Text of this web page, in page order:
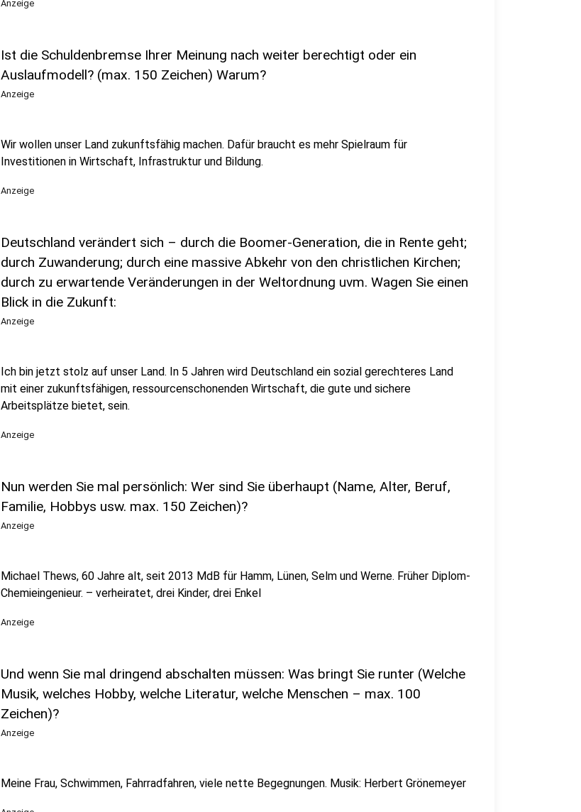
Anzeige
Ist die Schuldenbremse Ihrer Meinung nach weiter berechtigt oder ein
Auslaufmodell? (max. 150 Zeichen) Warum?
Anzeige
Wir wollen unser Land zukunftsfähig machen. Dafür braucht es mehr Spielraum für
Investitionen in Wirtschaft, Infrastruktur und Bildung.
Anzeige
Deutschland verändert sich – durch die Boomer-Generation, die in Rente geht;
durch Zuwanderung; durch eine massive Abkehr von den christlichen Kirchen;
durch zu erwartende Veränderungen in der Weltordnung uvm. Wagen Sie einen
Blick in die Zukunft:
Anzeige
Ich bin jetzt stolz auf unser Land. In 5 Jahren wird Deutschland ein sozial gerechteres Land
mit einer zukunftsfähigen, ressourcenschonenden Wirtschaft, die gute und sichere
Arbeitsplätze bietet, sein.
Anzeige
Nun werden Sie mal persönlich: Wer sind Sie überhaupt (Name, Alter, Beruf,
Familie, Hobbys usw. max. 150 Zeichen)?
Anzeige
Michael Thews, 60 Jahre alt, seit 2013 MdB für Hamm, Lünen, Selm und Werne. Früher Diplom-
Chemieingenieur. – verheiratet, drei Kinder, drei Enkel
Anzeige
Und wenn Sie mal dringend abschalten müssen: Was bringt Sie runter (Welche
Musik, welches Hobby, welche Literatur, welche Menschen – max. 100
Zeichen)?
Anzeige
Meine Frau, Schwimmen, Fahrradfahren, viele nette Begegnungen. Musik: Herbert Grönemeyer